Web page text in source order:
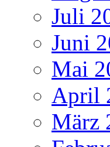
Juli
Juni
Mai
April
März